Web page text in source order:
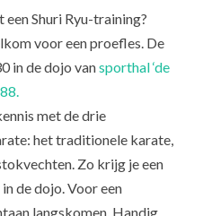
een Shuri Ryu-training?
voor een proefles. De
in de dojo vansporthal ‘de
met de drie
het traditionele karate,
Zo krijg je een
de dojo. Voor een
langskomen. Handig